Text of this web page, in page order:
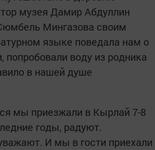
музея Дамир Абдуллин
Мингазова своим
языке поведала нам о
воду из родника
в нашей душе
мы приезжали в Кырлай 7-8
годы, радуют.
И мы в гости приехали